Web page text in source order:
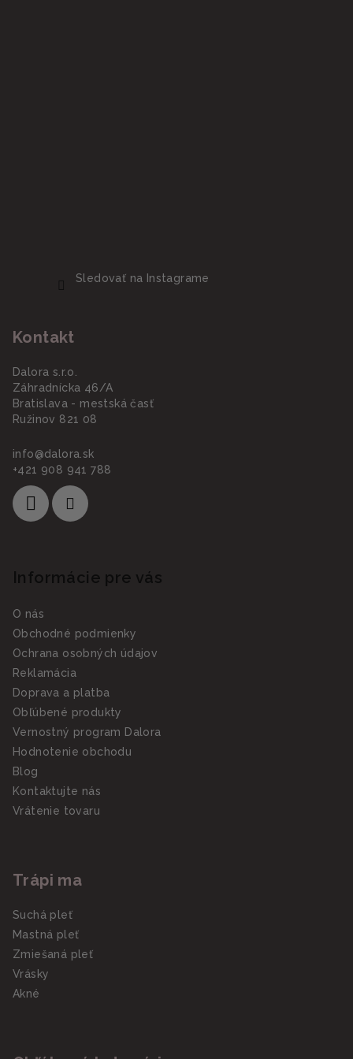
Sledovať na Instagrame
Kontakt
Dalora s.r.o.
Záhradnícka 46/A
Bratislava - mestská časť
Ružinov 821 08
info@dalora.sk
+421 908 941 788
Informácie pre vás
O nás
Obchodné podmienky
Ochrana osobných údajov
Reklamácia
Doprava a platba
Obľúbené produkty
Vernostný program Dalora
Hodnotenie obchodu
Blog
Kontaktujte nás
Vrátenie tovaru
Trápi ma
Suchá pleť
Mastná pleť
Zmiešaná pleť
Vrásky
Akné